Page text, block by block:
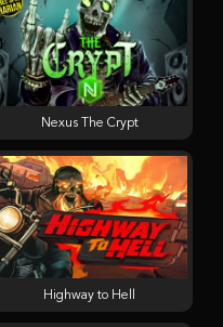
Highway to Hell
Nexus The Crypt